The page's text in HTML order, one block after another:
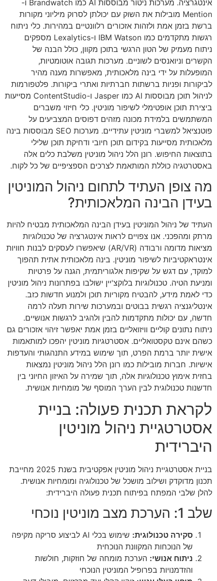
אינטגרציה. מערכות ניטור מבוססות AI כמו Brandwatch ו-
Mention מובילות את השוק עם יכולתן לסרוק מיליוני מקורות
ברשת בזמן אמת ולזהות אזכורים רלוונטיים במהירות. כלי ניתוח
רגשות מתקדמים כמו IBM Watson ו-Lexalytics מספקים
ניתוח מעמיק של הטון הרגשי בתוכן מקוון, כולל הבנה של
הקשרים וניואנסים לשוניים. מערכות תגובה אוטומטיות,
המופעלות על ידי בינה מלאכותית, מאפשרות מענה מהיר
לביקורות ופניות ברשתות חברתיות ואתרי ביקורות. פלטפורמות
לניהול תוכן מבוססות AI כמו Jasper ו-ContentStudio מסייעות
ביצירת תוכן אופטימלי לשיפור מוניטין. כלי חיזוי משברים
המשתמשים בלמידת מכונה מזהים דפוסים המצביעים על
פוטנציאל למשברי מוניטין עתידיים. מערכות SEO מבוססות בינה
מלאכותית מסייעות בקידום תוכן חיובי ודחיקת תוכן שלילי
בתוצאות החיפוש. רונן הלל ניהול מוניטין משלבת כלים אלה
באסטרטגיה כוללת המותאמת לצרכים הספציפיים של כל לקוח.
מה צופן העתיד לתחום ניהול המוניטין
בעידן הבינה המלאכותית?
העתיד של ניהול המוניטין בעידן הבינה המלאכותית מבטיח להיות
מרתק ומהפכני. אנו צפויים לראות אינטגרציה של טכנולוגיות
מציאות מדומה ורבודה (AR/VR) שיאפשרו לעסקים לבנות חוויות
אינטראקטיביות לשיפור מוניטין. בינה מלאכותית אתית תהפוך
למוקד, עם דגש על שקיפות אלגוריתמית, הגנה על פרטיות
ומניעת הטיה. טכנולוגיות בלוקצ'יין ישולבו בפתרונות ניהול מוניטין
כדי לאמת מידע, להבטיח מקוריות תוכן ולמנוע חדשות כזב.
אינטליגנציה רגשית בבוטים ובמערכות שירות תעלה לרמה
חדשה, עם יכולות מתקדמות להבין ולהגיב לרגשות אנושיים.
ניתוח נתונים קוליים וויזואליים בזמן אמת יאפשר זיהוי אזכורים גם
כשהם אינם טקסטואליים. אסטרטגיות מוניטין יהפכו למותאמות
אישית יותר ברמת הפרט, תוך שימוש במידע התנהגותי והעדפות
אישיות. חברות מובילות כמו רונן הלל ניהול מוניטין נמצאות
בחזית אימוץ טכנולוגיות אלה, תוך שמירה על האיזון החיוני בין
חדשנות טכנולוגית לבין הערך המוסף של מומחיות אנושית.
לקראת תכנית פעולה: בניית
אסטרטגיית ניהול מוניטין
היברידית
בניית אסטרטגיית ניהול מוניטין אפקטיבית בשנת 2025 מחייבת
תכנון מדוקדק ושילוב מושכל של טכנולוגיה ומומחיות אנושית.
להלן שלבי המפתח בפיתוח תכנית פעולה היברידית:
שלב 1: הערכת מצב מוניטין נוכחי
סקירה טכנולוגית:
שימוש בכלי AI לביצוע סריקה מקיפה
של הנוכחות המקוונת הנוכחית
ניתוח אנושי: הערכת מומחה של חוזקות, חולשות
והזדמנויות בפרופיל המוניטין הנוכחי